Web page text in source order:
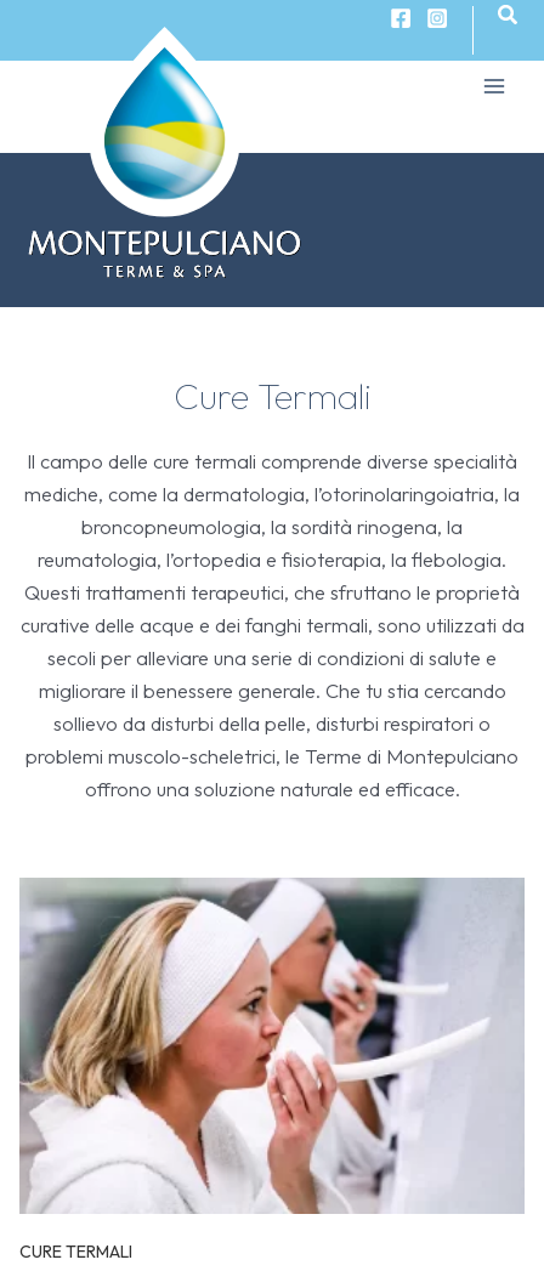
Cure Termali
Il campo delle cure termali comprende diverse specialità
mediche, come la dermatologia, l’otorinolaringoiatria, la
broncopneumologia, la sordità rinogena, la
reumatologia, l’ortopedia e fisioterapia, la flebologia.
Questi trattamenti terapeutici, che sfruttano le proprietà
curative delle acque e dei fanghi termali, sono utilizzati da
secoli per alleviare una serie di condizioni di salute e
migliorare il benessere generale. Che tu stia cercando
sollievo da disturbi della pelle, disturbi respiratori o
problemi muscolo-scheletrici, le Terme di Montepulciano
offrono una soluzione naturale ed efficace.
CURE TERMALI